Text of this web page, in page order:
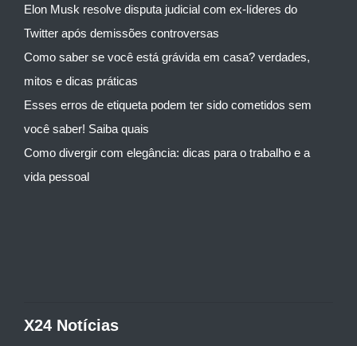
Elon Musk resolve disputa judicial com ex-líderes do
Twitter após demissões controversas
Como saber se você está grávida em casa? verdades,
mitos e dicas práticas
Esses erros de etiqueta podem ter sido cometidos sem
você saber! Saiba quais
Como divergir com elegância: dicas para o trabalho e a
vida pessoal
X24 Notícias